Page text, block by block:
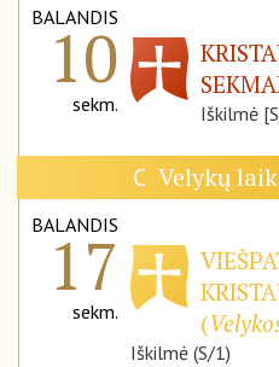
BALANDIS
10
sekm. Iškilmė
C Velykų
BALANDIS
17
sekm.
(
Iškilmė (S/1)